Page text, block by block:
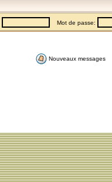
Mot de passe:
Nouveaux messages